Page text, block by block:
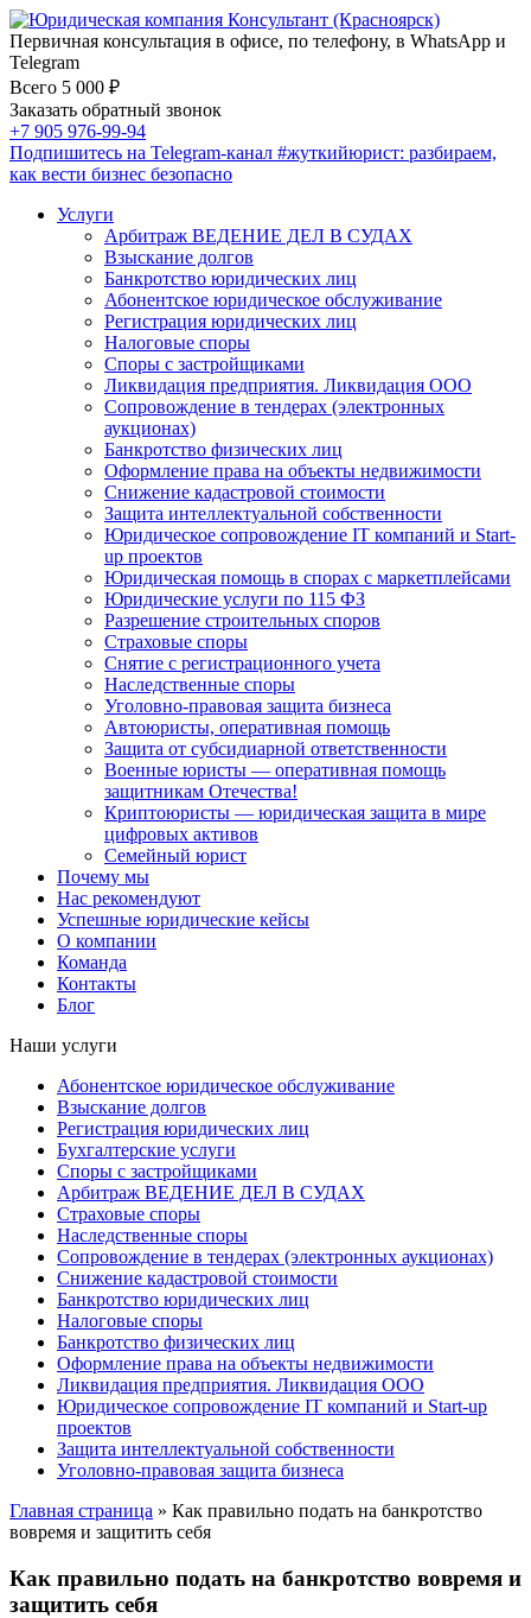
Первичная консультация в офисе, по телефону, в WhatsApp и
Telegram
Всего 5 000 ₽
Заказать обратный звонок
+7 905 976-99-94
Подпишитесь на Telegram-канал #жуткийюрист: разбираем,
как вести бизнес безопасно
Услуги
Арбитраж ВЕДЕНИЕ ДЕЛ В СУДАХ
Взыскание долгов
Банкротство юридических лиц
Абонентское юридическое обслуживание
Регистрация юридических лиц
Налоговые споры
Споры с застройщиками
Ликвидация предприятия. Ликвидация ООО
Сопровождение в тендерах (электронных
аукционах)
Банкротство физических лиц
Оформление права на объекты недвижимости
Снижение кадастровой стоимости
Защита интеллектуальной собственности
Юридическое сопровождение IT компаний и Start-
up проектов
Юридическая помощь в спорах с маркетплейсами
Юридические услуги по 115 ФЗ
Разрешение строительных споров
Страховые споры
Снятие с регистрационного учета
Наследственные споры
Уголовно-правовая защита бизнеса
Автоюристы, оперативная помощь
Защита от субсидиарной ответственности
Военные юристы — оперативная помощь
защитникам Отечества!
Криптоюристы — юридическая защита в мире
цифровых активов
Семейный юрист
Почему мы
Нас рекомендуют
Успешные юридические кейсы
О компании
Команда
Контакты
Блог
Наши услуги
Абонентское юридическое обслуживание
Взыскание долгов
Регистрация юридических лиц
Бухгалтерские услуги
Споры с застройщиками
Арбитраж ВЕДЕНИЕ ДЕЛ В СУДАХ
Страховые споры
Наследственные споры
Сопровождение в тендерах (электронных аукционах)
Снижение кадастровой стоимости
Банкротство юридических лиц
Налоговые споры
Банкротство физических лиц
Оформление права на объекты недвижимости
Ликвидация предприятия. Ликвидация ООО
Юридическое сопровождение IT компаний и Start-up
проектов
Защита интеллектуальной собственности
Уголовно-правовая защита бизнеса
Главная страница » Как правильно подать на банкротство
вовремя и защитить себя
Как правильно подать на банкротство вовремя и
защитить себя